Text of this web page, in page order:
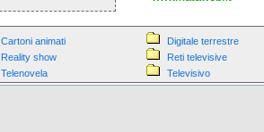
Cartoni animati
Digitale terrestre
Reality show
Reti televisive
Telenovela
Televisivo